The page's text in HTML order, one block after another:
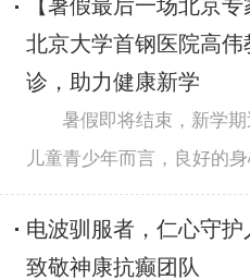
【暑假最后一场北京
北京大学首钢医院高
诊，助力健康新学
暑假即将结束，新学
儿童青少年而言，良好的
电波驯服者，仁心守
致敬神康抗癫团队